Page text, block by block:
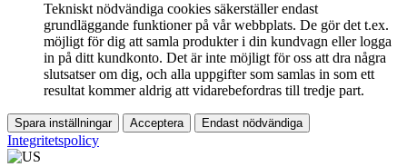
Tekniskt nödvändiga cookies säkerställer endast
grundläggande funktioner på vår webbplats. De gör det t.ex.
möjligt för dig att samla produkter i din kundvagn eller logga
in på ditt kundkonto. Det är inte möjligt för oss att dra några
slutsatser om dig, och alla uppgifter som samlas in som ett
resultat kommer aldrig att vidarebefordras till tredje part.
Spara inställningar Acceptera Endast nödvändiga
Integritetspolicy